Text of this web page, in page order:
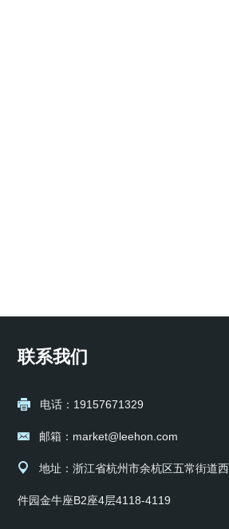
联系我们
电话：19157671329
邮箱：market@leehon.com
地址：浙江省杭州市余杭区五常街道
件园金牛座B2座4层4118-4119